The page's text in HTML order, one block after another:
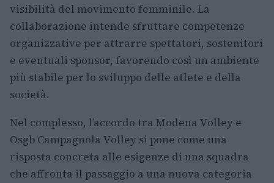
visibilità del movimento femminile. La
collaborazione intende sfruttare competenze
organizzative per attrarre spettatori, sostenitori
e eventuali sponsor, favorendo così un ambiente
più stabile per lo sviluppo delle atlete e della
società.
Nel complesso, l’accordo tra Modena Volley e
Osgb Campagnola Volley si pone come una
risposta concreta alle esigenze di una squadra
che affronta il passaggio a una nuova categoria